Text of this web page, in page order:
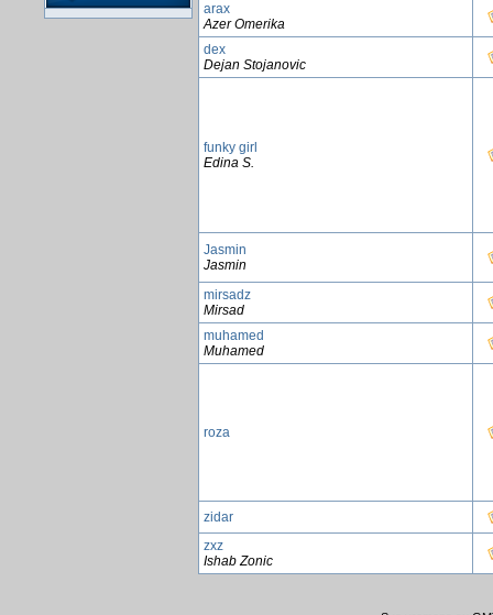
arax
Azer Omerika
dex
Dejan Stojanovic
funky girl
Edina S.
Jasmin
Jasmin
mirsadz
Mirsad
muhamed
Muhamed
roza
zidar
zxz
Ishab Zonic